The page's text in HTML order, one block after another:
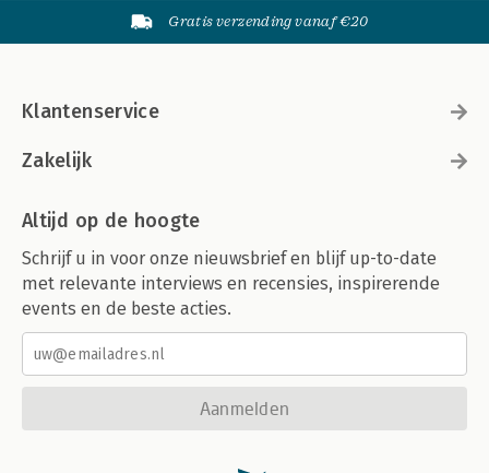
Gratis verzending vanaf €20
Klantenservice
Zakelijk
Altijd op de hoogte
Schrijf u in voor onze nieuwsbrief en blijf up-to-date
met relevante interviews en recensies, inspirerende
events en de beste acties.
Aanmelden